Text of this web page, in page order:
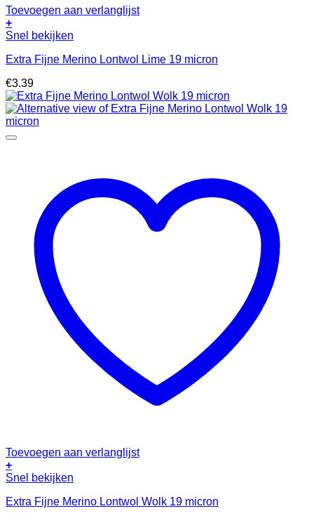
Toevoegen aan verlanglijst
+
Snel bekijken
Extra Fijne Merino Lontwol Lime 19 micron
€3.39
Toevoegen aan verlanglijst
+
Snel bekijken
Extra Fijne Merino Lontwol Wolk 19 micron